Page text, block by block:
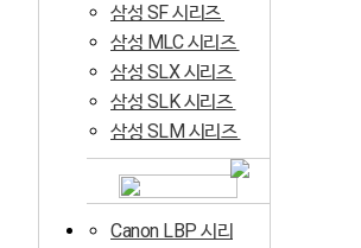
삼성 SF 시리즈
삼성 MLC 시리즈
삼성 SLX 시리즈
삼성 SLK 시리즈
삼성 SLM 시리즈
Canon LBP 시리